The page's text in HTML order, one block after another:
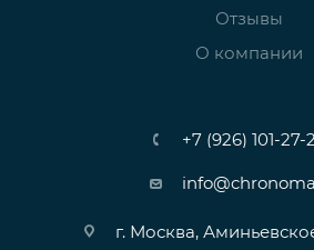
Отзывы
О компании
+7 (926) 101-27-
г. Москва,